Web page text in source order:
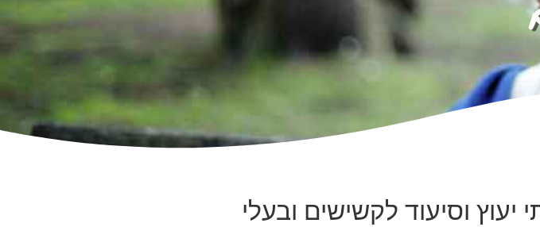
וסיעוד לקשישים ובעלי